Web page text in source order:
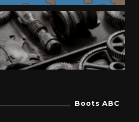
Boots ABC